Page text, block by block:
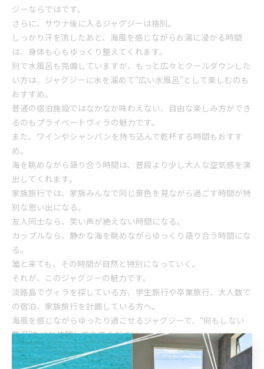
ジーならではです。
さらに、サウナ後に入るジャグジーは格別。
しっかり汗を流したあと、海風を感じながらお湯に浸かる時間
は、身体も心もゆっくり整えてくれます。
別で水風呂も完備していますが、もっと広々とクールダウンした
い方は、ジャグジーに水を溜めて“広い水風呂”として楽しむのも
おすすめ。
普通の宿泊施設ではなかなか味わえない、自由な楽しみ方ができ
るのもプライベートヴィラの魅力です。
また、ワインやシャンパンを持ち込んで乾杯する時間もおすす
め。
海を眺めながら語り合う時間は、普段より少し大人な空気感を演
出してくれます。
家族旅行では、家族みんなで同じ景色を見ながら過ごす時間が特
別な思い出になる。
友人同士なら、笑い声が絶えない時間になる。
カップルなら、静かな海を眺めながらゆっくり語り合う時間にな
る。
誰と来ても、その時間が自然と特別になっていく。
それが、このジャグジーの魅力です。
淡路島でヴィラを探している方、学生旅行や卒業旅行、大人数で
の宿泊、家族旅行を計画している方へ。
海風を感じながらゆったり過ごせるジャグジーで、“何もしない
贅沢”をぜひ体験してみてください。
きっと、その穏やかな時間が旅の思い出をより深いものにしてく
れます。